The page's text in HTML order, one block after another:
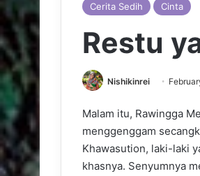
Cerita Sedih Cinta
Restu
Nishikinrei
Malam itu, Rawingga
menggenggam
Khawasution, laki-laki
khasnya. Senyumnya